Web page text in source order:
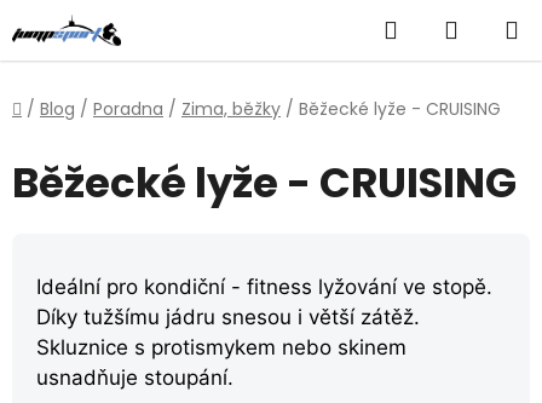
na
obsah
Hledat
KOŠÍK
Domů
/ Blog / Poradna / Zima, běžky / Běžecké lyže - CRUISING
Běžecké lyže - CRUISING
Ideální pro kondiční - fitness lyžování ve stopě.
Díky tužšímu jádru snesou i větší zátěž.
Skluznice s protismykem nebo skinem
usnadňuje stoupání.